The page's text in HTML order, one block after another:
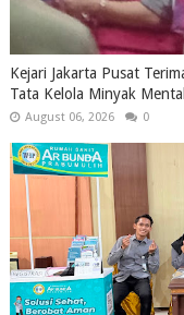
Kejari Jakarta Pusat
Tata Kelola Minyak
August 06, 2026 0